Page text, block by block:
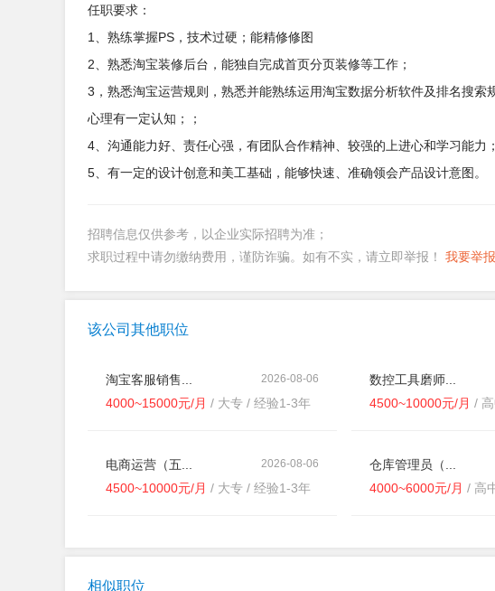
任职要求：
1、熟练掌握PS，技术过硬；能精修修图
2、熟悉淘宝装修后台，能独自完成首页分页装修等工作；
3，熟悉淘宝运营规则，熟悉并能熟练运用淘宝数据分析软件及排名搜
心理有一定认知；；
4、沟通能力好、责任心强，有团队合作精神、较强的上进心和学习能力；
5、有一定的设计创意和美工基础，能够快速、准确领会产品设计意图。
招聘信息仅供参考，以企业实际招聘为准；
求职过程中请勿缴纳费用，谨防诈骗。如有不实，请立即举报！ 我要举
该公司其他职位
2026-08-06
淘宝客服销售...
4000~15000元/月 / 大专 / 经验1-3年
数控工具磨师...
4500~10000元/月 /
2026-08-06
电商运营（五...
4500~10000元/月 / 大专 / 经验1-3年
仓库管理员（...
4000~6000元/月 / 高
相似职位